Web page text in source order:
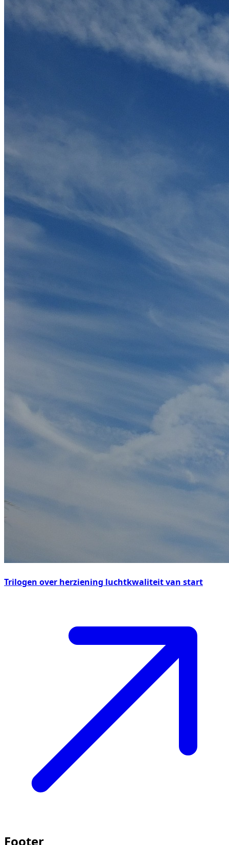
Trilogen over herziening luchtkwaliteit van start
Footer